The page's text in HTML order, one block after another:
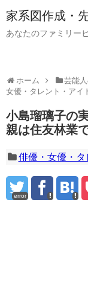
家系図作成・
あなたのファミリー
ホーム 芸能
女優・タレント・アイ
小島瑠璃子の
親は住友林業
俳優・女優・
error